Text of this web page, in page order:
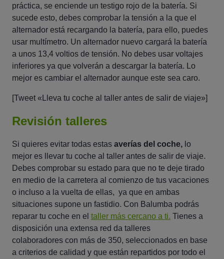
práctica, se enciende un testigo rojo de la batería. Si
sucede esto, debes comprobar la tensión a la que el
alternador está recargando la batería, para ello, puedes
usar multímetro. Un alternador nuevo cargará la batería
a unos 13,4 voltios de tensión. No debes usar voltajes
inferiores ya que volverán a descargar la batería. Lo
mejor es cambiar el alternador aunque este sea caro.
[Tweet «Lleva tu coche al taller antes de salir de viaje»]
Revisión talleres
Si quieres evitar todas estas averías del coche, lo
mejor es llevar tu coche al taller antes de salir de viaje.
Debes comprobar su estado para que no te deje tirado
en medio de la carretera al comienzo de tus vacaciones
o incluso a la vuelta de ellas, ya que en ambas
situaciones supone un fastidio. Con Balumba podrás
reparar tu coche en el taller más cercano a ti. Tienes a
disposición una extensa red da talleres
colaboradores con más de 350, seleccionados en base
a criterios de calidad y que están repartidos por todo el